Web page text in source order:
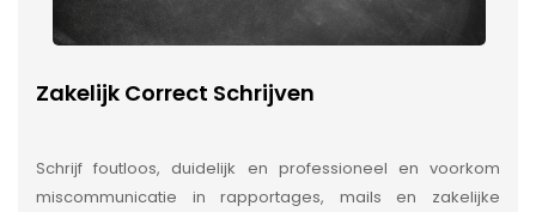
Zakelijk Correct Schrijven
Schrijf foutloos, duidelijk en professioneel en voorkom
miscommunicatie in rapportages, mails en zakelijke